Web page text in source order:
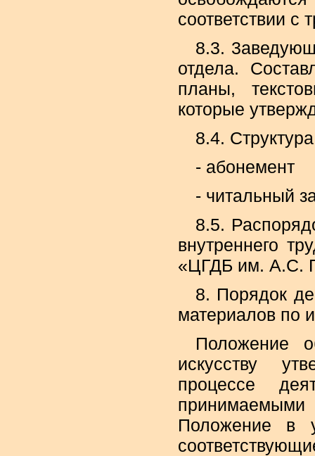
соответствии с
8.3.
отдела.
планы,
которые
8.4.
- абонемент
- читальный
8.5.
внутреннего
«ЦГДБ им. А.С.
8. Порядок
материалов по
Положение
искусству
процессе
Положение в